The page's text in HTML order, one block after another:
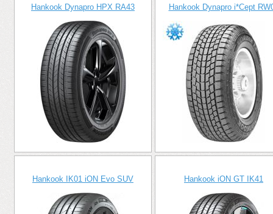
Hankook Dynapro HPX RA43 Hankook Dynapro i*Cept
Hankook IK01 iON Evo SUV Hankook iON GT IK41